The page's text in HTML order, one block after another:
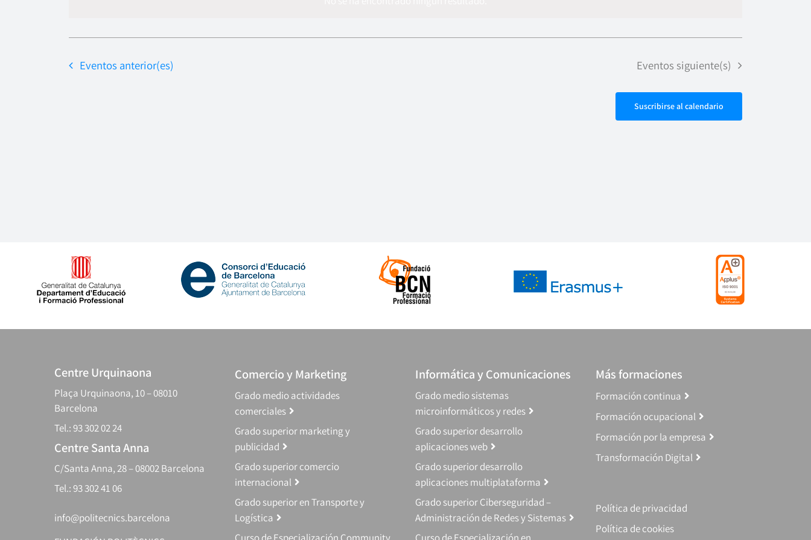
Evento
Eventos anterior(es) Eventos siguiente(s)
Suscribirse al calendario
Centre Urquinaona
Plaça Urquinaona, 10 – 08010
Barcelona
Tel.: 93 302 02 24
Centre Santa Anna
C/Santa Anna, 28 – 08002 Barcelona
Tel.: 93 302 41 06
info@politecnics.barcelona
Comercio y Marketing
Grado medio actividades
comerciales
Grado superior marketing y
publicidad
Grado superior comercio
internacional
Grado superior en Transporte y
Logística
Informática y Comunicaciones
Grado medio sistemas
microinformáticos y redes
Grado superior desarrollo
aplicaciones web
Grado superior desarrollo
aplicaciones multiplataforma
Grado superior Ciberseguridad –
Administración de Redes y Sistemas
Más formaciones
Formación continua
Formación ocupacional
Formación por la empresa
Transformación Digital
Política de privacidad
Política de cookies